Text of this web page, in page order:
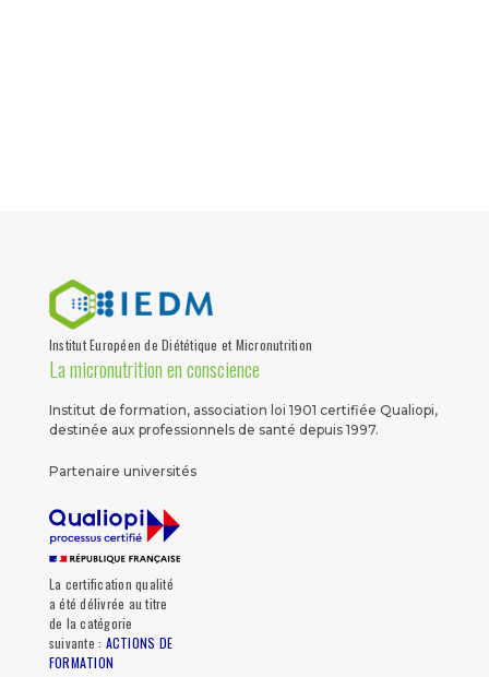
Institut Européen de Diététique et Micronutrition
La micronutrition en conscience
Institut de formation, association loi 1901 certifiée Qualiopi,
destinée aux professionnels de santé depuis 1997.
Partenaire universités
La certification qualité
a été délivrée au titre
de la catégorie
suivante : ACTIONS DE
FORMATION